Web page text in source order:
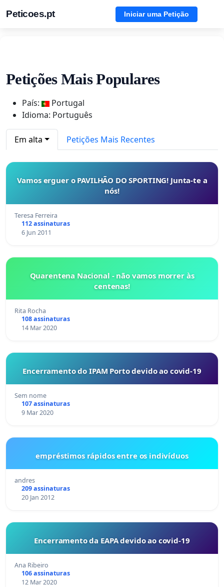
Peticoes.pt Iniciar uma Petição
Petições Mais Populares
País:
Portugal
Idioma: Português
Em alta Petições Mais Recentes
Vamos erguer o PAVILHÃO DO SPORTING! Junta-te a
nós!
Teresa Ferreira
112 assinaturas
6 Jun 2011
Quarentena Nacional - não vamos morrer às
centenas!
Rita Rocha
108 assinaturas
14 Mar 2020
Encerramento do IPAM Porto devido ao covid-19
Sem nome
107 assinaturas
9 Mar 2020
empréstimos rápidos entre os indivíduos
andres
209 assinaturas
20 Jan 2012
Encerramento da EAPA devido ao covid-19
Ana Ribeiro
106 assinaturas
12 Mar 2020